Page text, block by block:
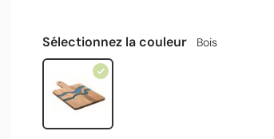
Sélectionnez la couleur Bois